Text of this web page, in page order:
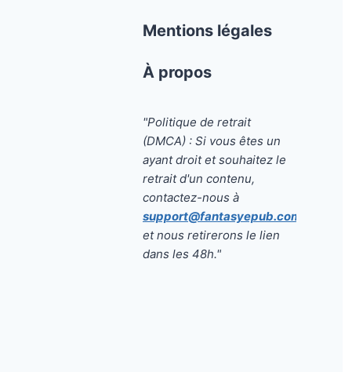
Mentions légales
À propos
"Politique de retrait
(DMCA) : Si vous êtes un
ayant droit et souhaitez le
retrait d'un contenu,
contactez-nous à
support@fantasyepub.com
et nous retirerons le lien
dans les 48h."